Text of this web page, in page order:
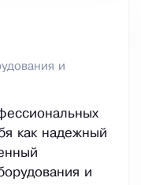
и
как надежный
и